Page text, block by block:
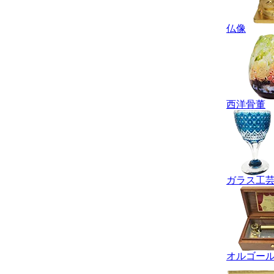
仏像
西洋骨董
ガラス工
オルゴー